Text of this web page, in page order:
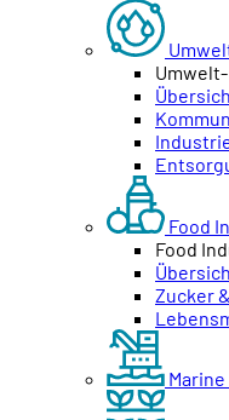
Food
Food
Zucker